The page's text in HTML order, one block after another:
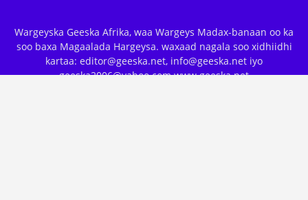
Wargeyska Geeska Afrika, waa Wargeys Madax-banaan oo ka
soo baxa Magaalada Hargeysa. waxaad nagala soo xidhiidhi
kartaa: editor@geeska.net, info@geeska.net iyo
geeska2006@yahoo.com www.geeska.net